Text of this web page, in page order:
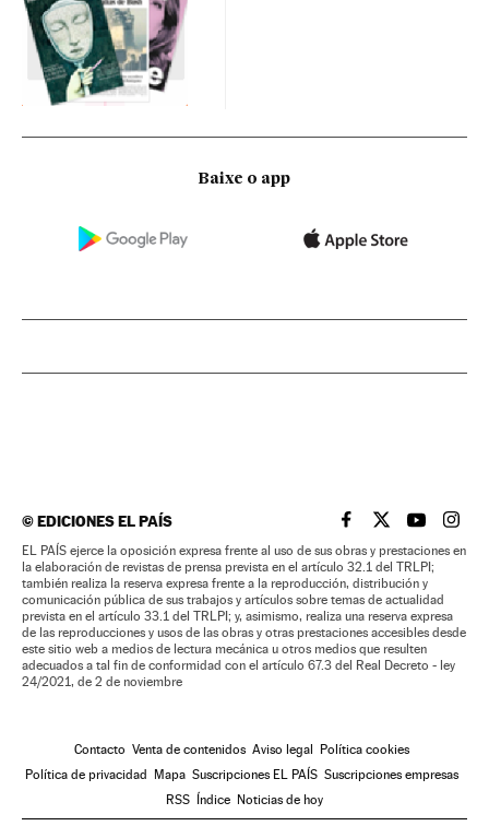
Baixe o app
©EDICIONES EL PAÍS EL PAÍS BRASIL EN
EL PAÍSEL PAÍS
EL
EL PAÍS ejerce la oposición expresa frente al uso de sus obras y prestaciones en
la elaboración de revistas de prensa prevista en el artículo 32.1 del TRLPI;
también realiza la reserva expresa frente a la reproducción, distribución y
comunicación pública de sus trabajos y artículos sobre temas de actualidad
prevista en el artículo 33.1 del TRLPI; y, asimismo, realiza una reserva expresa
de las reproducciones y usos de las obras y otras prestaciones accesibles desde
este sitio web a medios de lectura mecánica u otros medios que resulten
adecuados a tal fin de conformidad con el artículo 67.3 del Real Decreto - ley
24/2021, de 2 de noviembre
Contacto Venta de contenidos Aviso legal
Política cookies
Política de privacidad
Mapa Suscripciones EL PAÍS Suscripciones empresas
RSS
Índice Noticias de hoy